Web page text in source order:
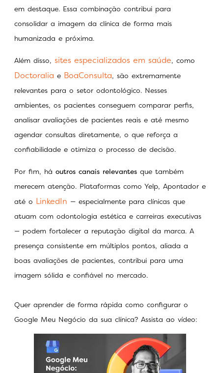
em destaque. Essa combinação contribui para
consolidar a imagem da clínica de forma mais
humanizada e próxima.
Além disso, sites especializados em saúde, como
Doctoralia e BoaConsulta, são extremamente
relevantes para o setor odontológico. Nesses
ambientes, os pacientes conseguem comparar perfis,
analisar avaliações de pacientes reais e até mesmo
agendar consultas diretamente, o que reforça a
confiabilidade e otimiza o processo de decisão.
Por fim, há outros canais relevantes que também
merecem atenção. Plataformas como Yelp, Apontador e
até o LinkedIn — especialmente para clínicas que
atuam com odontologia estética e carreiras executivas
— podem fortalecer a reputação digital da marca. A
presença consistente em múltiplos pontos, aliada a
boas avaliações de pacientes, contribui para uma
imagem sólida e confiável no mercado.
Quer aprender de forma rápida como configurar o
Google Meu Negócio da sua clínica? Assista ao vídeo: